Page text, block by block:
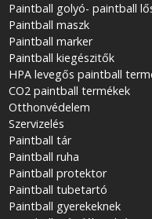
Paintball golyó- paintball
Paintball maszk
Paintball marker
Paintball kiegészitők
HPA levegős paintball
CO2 paintball termékek
Otthonvédelem
Szervizelés
Paintball tár
Paintball ruha
Paintball protektor
Paintball tubetartó
Paintball gyerekeknek